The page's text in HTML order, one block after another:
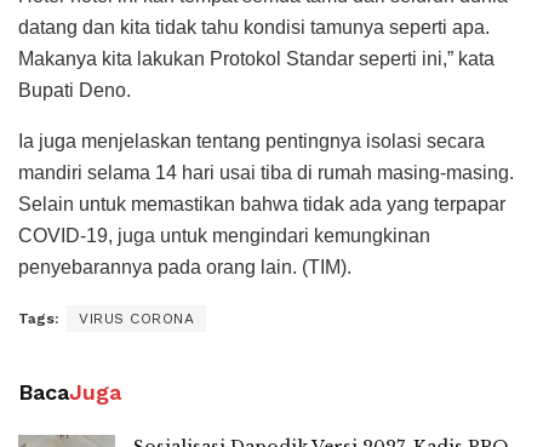
datang dan kita tidak tahu kondisi tamunya seperti apa.
Makanya kita lakukan Protokol Standar seperti ini,” kata
Bupati Deno.
Ia juga menjelaskan tentang pentingnya isolasi secara
mandiri selama 14 hari usai tiba di rumah masing-masing.
Selain untuk memastikan bahwa tidak ada yang terpapar
COVID-19, juga untuk mengindari kemungkinan
penyebarannya pada orang lain. (TIM).
Tags: VIRUS CORONA
BacaJuga